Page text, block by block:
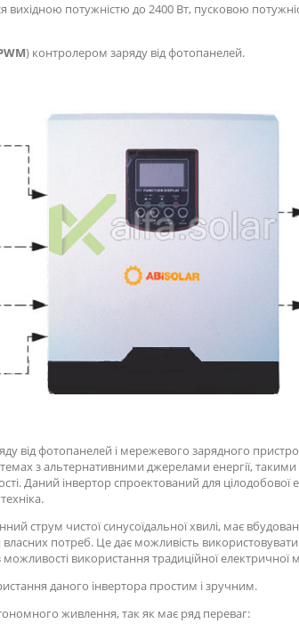
вихідною потужністю до 2400 Вт, пусковою
) контролером заряду від фотопанелей.
від фотопанелей і мережевого зарядного
з альтернативними джерелами енергії, такими
Даний інвертор спроектований для
струм чистої синусоїдальної хвилі, має
потреб. Це дає можливість
використання традиційної електричної
даного інвертора простим і зручним.
живлення, так як має ряд переваг: